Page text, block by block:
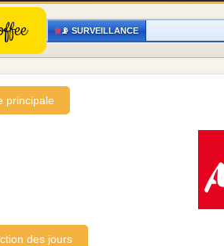
📡 SURVEILLANCE
principale
des jours